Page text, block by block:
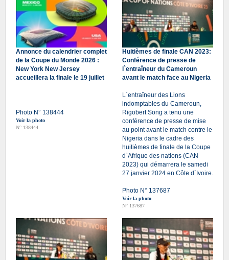
Annonce du calendrier complet
de la Coupe du Monde 2026 :
New York New Jersey
accueillera la finale le 19 juillet
Photo N° 138444
Voir la photo
N° 138444
Huitièmes de finale CAN 2023:
Conférence de presse de
l`entraîneur du Cameroun
avant le match face au Nigeria
L`entraîneur des Lions
indomptables du Cameroun,
Rigobert Song a tenu une
conférence de presse de mise
au point avant le match contre le
Nigeria dans le cadre des
huitièmes de finale de la Coupe
d`Afrique des nations (CAN
2023) qui démarrera le samedi
27 janvier 2024 en Côte d`Ivoire.
Photo N° 137687
Voir la photo
N° 137687